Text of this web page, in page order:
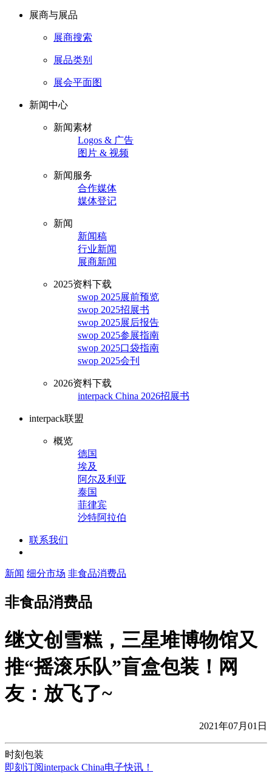
展商与展品
展商搜索
展品类别
展会平面图
新闻中心
新闻素材
Logos & 广告
图片 & 视频
新闻服务
合作媒体
媒体登记
新闻
新闻稿
行业新闻
展商新闻
2025资料下载
swop 2025展前预览
swop 2025招展书
swop 2025展后报告
swop 2025参展指南
swop 2025口袋指南
swop 2025会刊
2026资料下载
interpack China 2026招展书
interpack联盟
概览
德国
埃及
阿尔及利亚
泰国
菲律宾
沙特阿拉伯
联系我们
新闻 细分市场 非食品消费品
非食品消费品
继文创雪糕，三星堆博物馆又
推“摇滚乐队”盲盒包装！网
友：放飞了~
2021年07月01日
时刻包装
即刻订阅interpack China电子快讯！